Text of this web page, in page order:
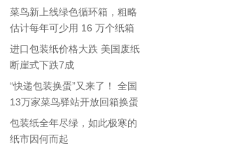
菜鸟新上线绿色循环箱，粗略
估计每年可少用 16 万个纸箱
进口包装纸价格大跌 美国废纸
断崖式下跌7成
“快递包装换蛋”又来了！ 全国
13万家菜鸟驿站开放回箱换蛋
包装纸全年尽绿，如此极寒的
纸市因何而起